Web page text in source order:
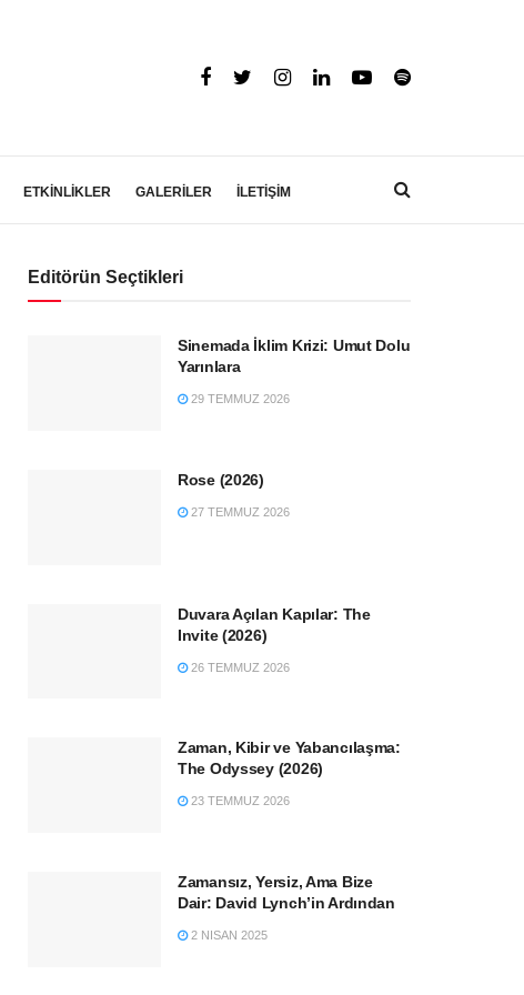
ETKİNLİKLER GALERİLER İLETİŞİM
Editörün Seçtikleri
Sinemada İklim Krizi: Umut Dolu
Yarınlara
29 TEMMUZ 2026
Rose (2026)
27 TEMMUZ 2026
Duvara Açılan Kapılar: The
Invite (2026)
26 TEMMUZ 2026
Zaman, Kibir ve Yabancılaşma:
The Odyssey (2026)
23 TEMMUZ 2026
Zamansız, Yersiz, Ama Bize
Dair: David Lynch’in Ardından
2 NISAN 2025